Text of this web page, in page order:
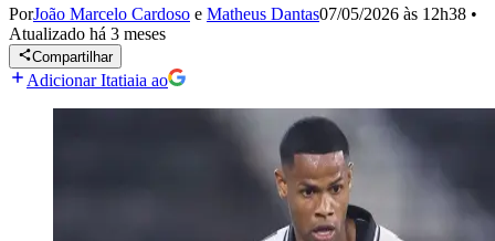
PorJoão Marcelo Cardoso e Matheus Dantas07/05/2026 às 12h38 •
Atualizado há 3 meses
Compartilhar
Adicionar Itatiaia ao